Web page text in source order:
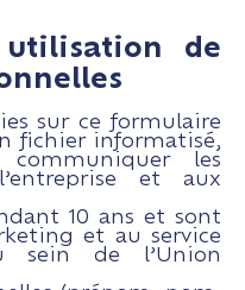
de
sur ce formulaire
fichier informatisé,
les
et aux
10 ans et sont
et au service
sein de l’Union